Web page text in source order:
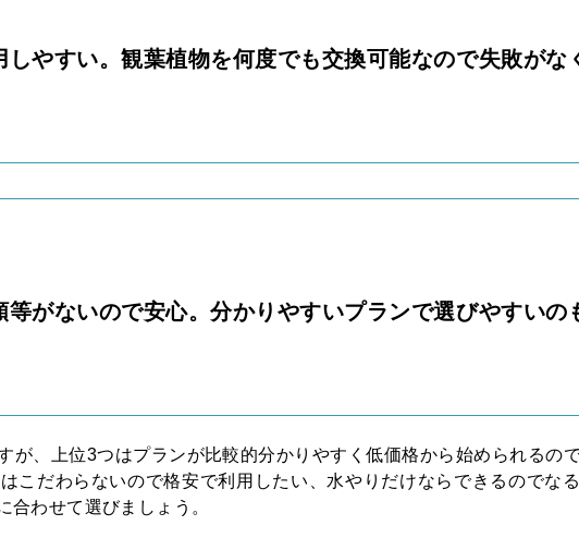
やすい。観葉植物を何度でも交換可能なので失敗がな
がないので安心。分かりやすいプランで選びやすいの
が、上位3つはプランが比較的分かりやすく低価格から始められるの
こだわらないので格安で利用したい、水やりだけならできるのでな
合わせて選びましょう。